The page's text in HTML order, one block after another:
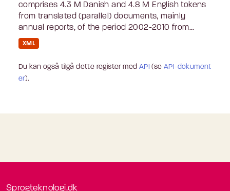
comprises 4.3 M Danish and 4.8 M English tokens
from translated (parallel) documents, mainly
annual reports, of the period 2002-2010 from...
XML
Du kan også tilgå dette register med API (seAPI-dokument
er).
Sprogteknologi.dk